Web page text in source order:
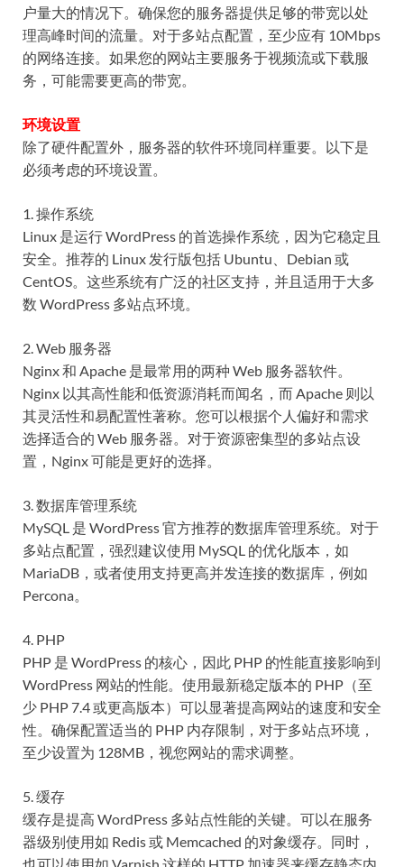
户量大的情况下。确保您的服务器提供足够的带宽以处
理高峰时间的流量。对于多站点配置，至少应有 10Mbps
的网络连接。如果您的网站主要服务于视频流或下载服
务，可能需要更高的带宽。
环境设置
除了硬件配置外，服务器的软件环境同样重要。以下是
必须考虑的环境设置。
1. 操作系统
Linux 是运行 WordPress 的首选操作系统，因为它稳定且
安全。推荐的 Linux 发行版包括 Ubuntu、Debian 或
CentOS。这些系统有广泛的社区支持，并且适用于大多
数 WordPress 多站点环境。
2. Web 服务器
Nginx 和 Apache 是最常用的两种 Web 服务器软件。
Nginx 以其高性能和低资源消耗而闻名，而 Apache 则以
其灵活性和易配置性著称。您可以根据个人偏好和需求
选择适合的 Web 服务器。对于资源密集型的多站点设
置，Nginx 可能是更好的选择。
3. 数据库管理系统
MySQL 是 WordPress 官方推荐的数据库管理系统。对于
多站点配置，强烈建议使用 MySQL 的优化版本，如
MariaDB，或者使用支持更高并发连接的数据库，例如
Percona。
4. PHP
PHP 是 WordPress 的核心，因此 PHP 的性能直接影响到
WordPress 网站的性能。使用最新稳定版本的 PHP（至
少 PHP 7.4 或更高版本）可以显著提高网站的速度和安全
性。确保配置适当的 PHP 内存限制，对于多站点环境，
至少设置为 128MB，视您网站的需求调整。
5. 缓存
缓存是提高 WordPress 多站点性能的关键。可以在服务
器级别使用如 Redis 或 Memcached 的对象缓存。同时，